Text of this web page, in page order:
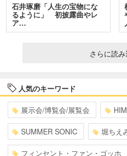
石井琢磨「人生の宝物にな
るように」 初披露曲やレ
ア…
さらに読
人気のキーワード
展示会/博覧会/展覧会
SUMMER SONIC 堀ちえ
フィンセント・ファン・ゴッホ